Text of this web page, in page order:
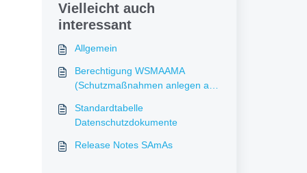
Vielleicht auch
interessant
Allgemein
Berechtigung WSMAAMA
(Schutzmaßnahmen anlegen alle
Standardtabelle
Datenschutzdokumente
Release Notes SAmAs